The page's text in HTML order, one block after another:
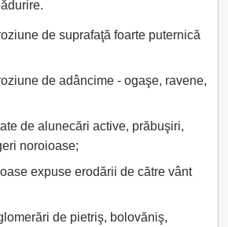
de suprafaţă foarte puternică
de adâncime - ogaşe, ravene,
de alunecări active, prăbuşiri,
noroioase;
expuse erodării de către vânt
de pietriş, bolovăniş,